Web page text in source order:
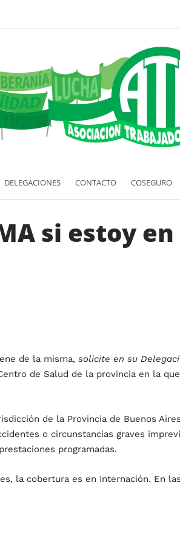
DELEGACIONES CONTACTO COSEGURO
si estoy
de la misma, solicite en su
de Salud de la provincia en la
de la Provincia de Buenos
o circunstancias graves
programadas.
la cobertura es en Internación. En